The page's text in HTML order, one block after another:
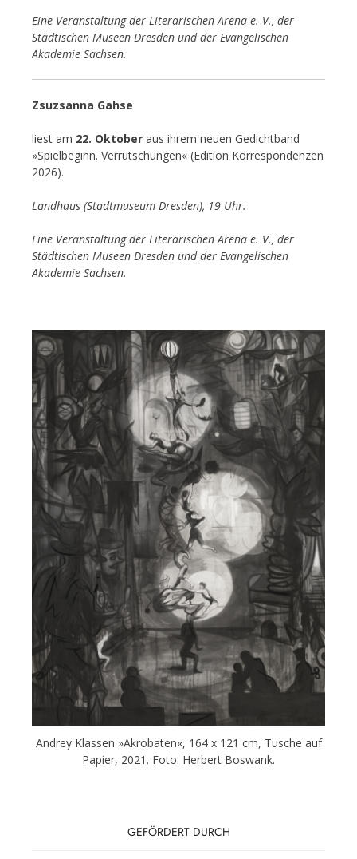
Eine Veranstaltung der Literarischen Arena e. V., der
Städtischen Museen Dresden und der Evangelischen
Akademie Sachsen.
Zsuzsanna Gahse
liest am 22. Oktober aus ihrem neuen Gedichtband
»Spielbeginn. Verrutschungen« (Edition Korrespondenzen
2026).
Landhaus (Stadtmuseum Dresden), 19 Uhr.
Eine Veranstaltung der Literarischen Arena e. V., der
Städtischen Museen Dresden und der Evangelischen
Akademie Sachsen.
Andrey Klassen »Akrobaten«, 164 x 121 cm, Tusche auf
Papier, 2021. Foto: Herbert Boswank.
GEFÖRDERT DURCH